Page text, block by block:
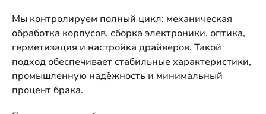
Мы контролируем полный цикл: механическая
обработка корпусов, сборка электроники, оптика,
герметизация и настройка драйверов. Такой
подход обеспечивает стабильные характеристики,
промышленную надёжность и минимальный
процент брака.